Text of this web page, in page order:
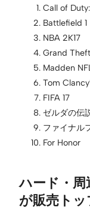
Call of
Battlefield 1
NBA 2K17
Grand
Madden
Tom
FIFA 17
ゼルダの伝
ファイナル
For Honor
ハード・
が販売トッ